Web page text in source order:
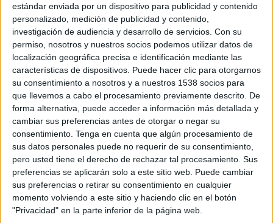
estándar enviada por un dispositivo para publicidad y contenido
personalizado, medición de publicidad y contenido,
investigación de audiencia y desarrollo de servicios. Con su
permiso, nosotros y nuestros socios podemos utilizar datos de
localización geográfica precisa e identificación mediante las
características de dispositivos. Puede hacer clic para otorgarnos
su consentimiento a nosotros y a nuestros 1538 socios para
que llevemos a cabo el procesamiento previamente descrito. De
forma alternativa, puede acceder a información más detallada y
cambiar sus preferencias antes de otorgar o negar su
consentimiento. Tenga en cuenta que algún procesamiento de
sus datos personales puede no requerir de su consentimiento,
pero usted tiene el derecho de rechazar tal procesamiento. Sus
preferencias se aplicarán solo a este sitio web. Puede cambiar
sus preferencias o retirar su consentimiento en cualquier
momento volviendo a este sitio y haciendo clic en el botón
"Privacidad" en la parte inferior de la página web.
Notícia
Activada l'alerta per xàfecs intensos a
Girona aquesta tarda i fins divendres
al vespre
El Servei Meteorològic de Catalunya (Meteocat) ha emès un
avís per intensitat de pluja que afectarà diverses comarques
de la demarcació de Girona durant els pròxims ...